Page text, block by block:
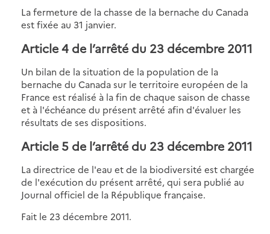
La fermeture de la chasse de la bernache du Canada
est fixée au 31 janvier.
Article 4 de l’arrêté du 23 décembre 2011
Un bilan de la situation de la population de la
bernache du Canada sur le territoire européen de la
France est réalisé à la fin de chaque saison de chasse
et à l'échéance du présent arrêté afin d'évaluer les
résultats de ses dispositions.
Article 5 de l’arrêté du 23 décembre 2011
La directrice de l'eau et de la biodiversité est chargée
de l'exécution du présent arrêté, qui sera publié au
Journal officiel de la République française.
Fait le 23 décembre 2011.